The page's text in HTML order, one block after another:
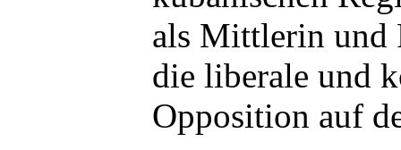
als Mittlerin und
die liberale und
Opposition auf